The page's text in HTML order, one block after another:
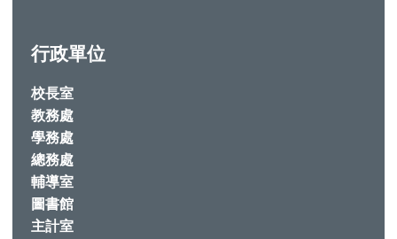
行政單位
校長室
教務處
學務處
總務處
輔導室
圖書館
主計室